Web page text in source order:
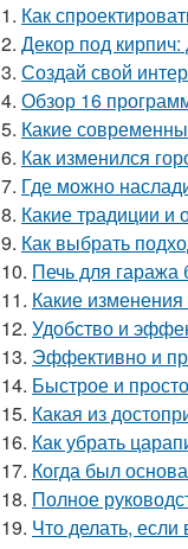
1. Как
2. Декор под
3. Создай свой
4. Обзор 16
5. Какие
6. Как изменился
7. Где можно
8. Какие традиции и
9. Как выбрать
10. Печь для гаража
11. Какие
12. Удобство и
13. Эффективно и
14. Быстрое и
15. Какая из
16. Как убрать
17. Когда был
18. Полное
19. Что делать,